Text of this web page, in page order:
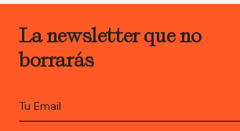
La newsletter que no
borrarás